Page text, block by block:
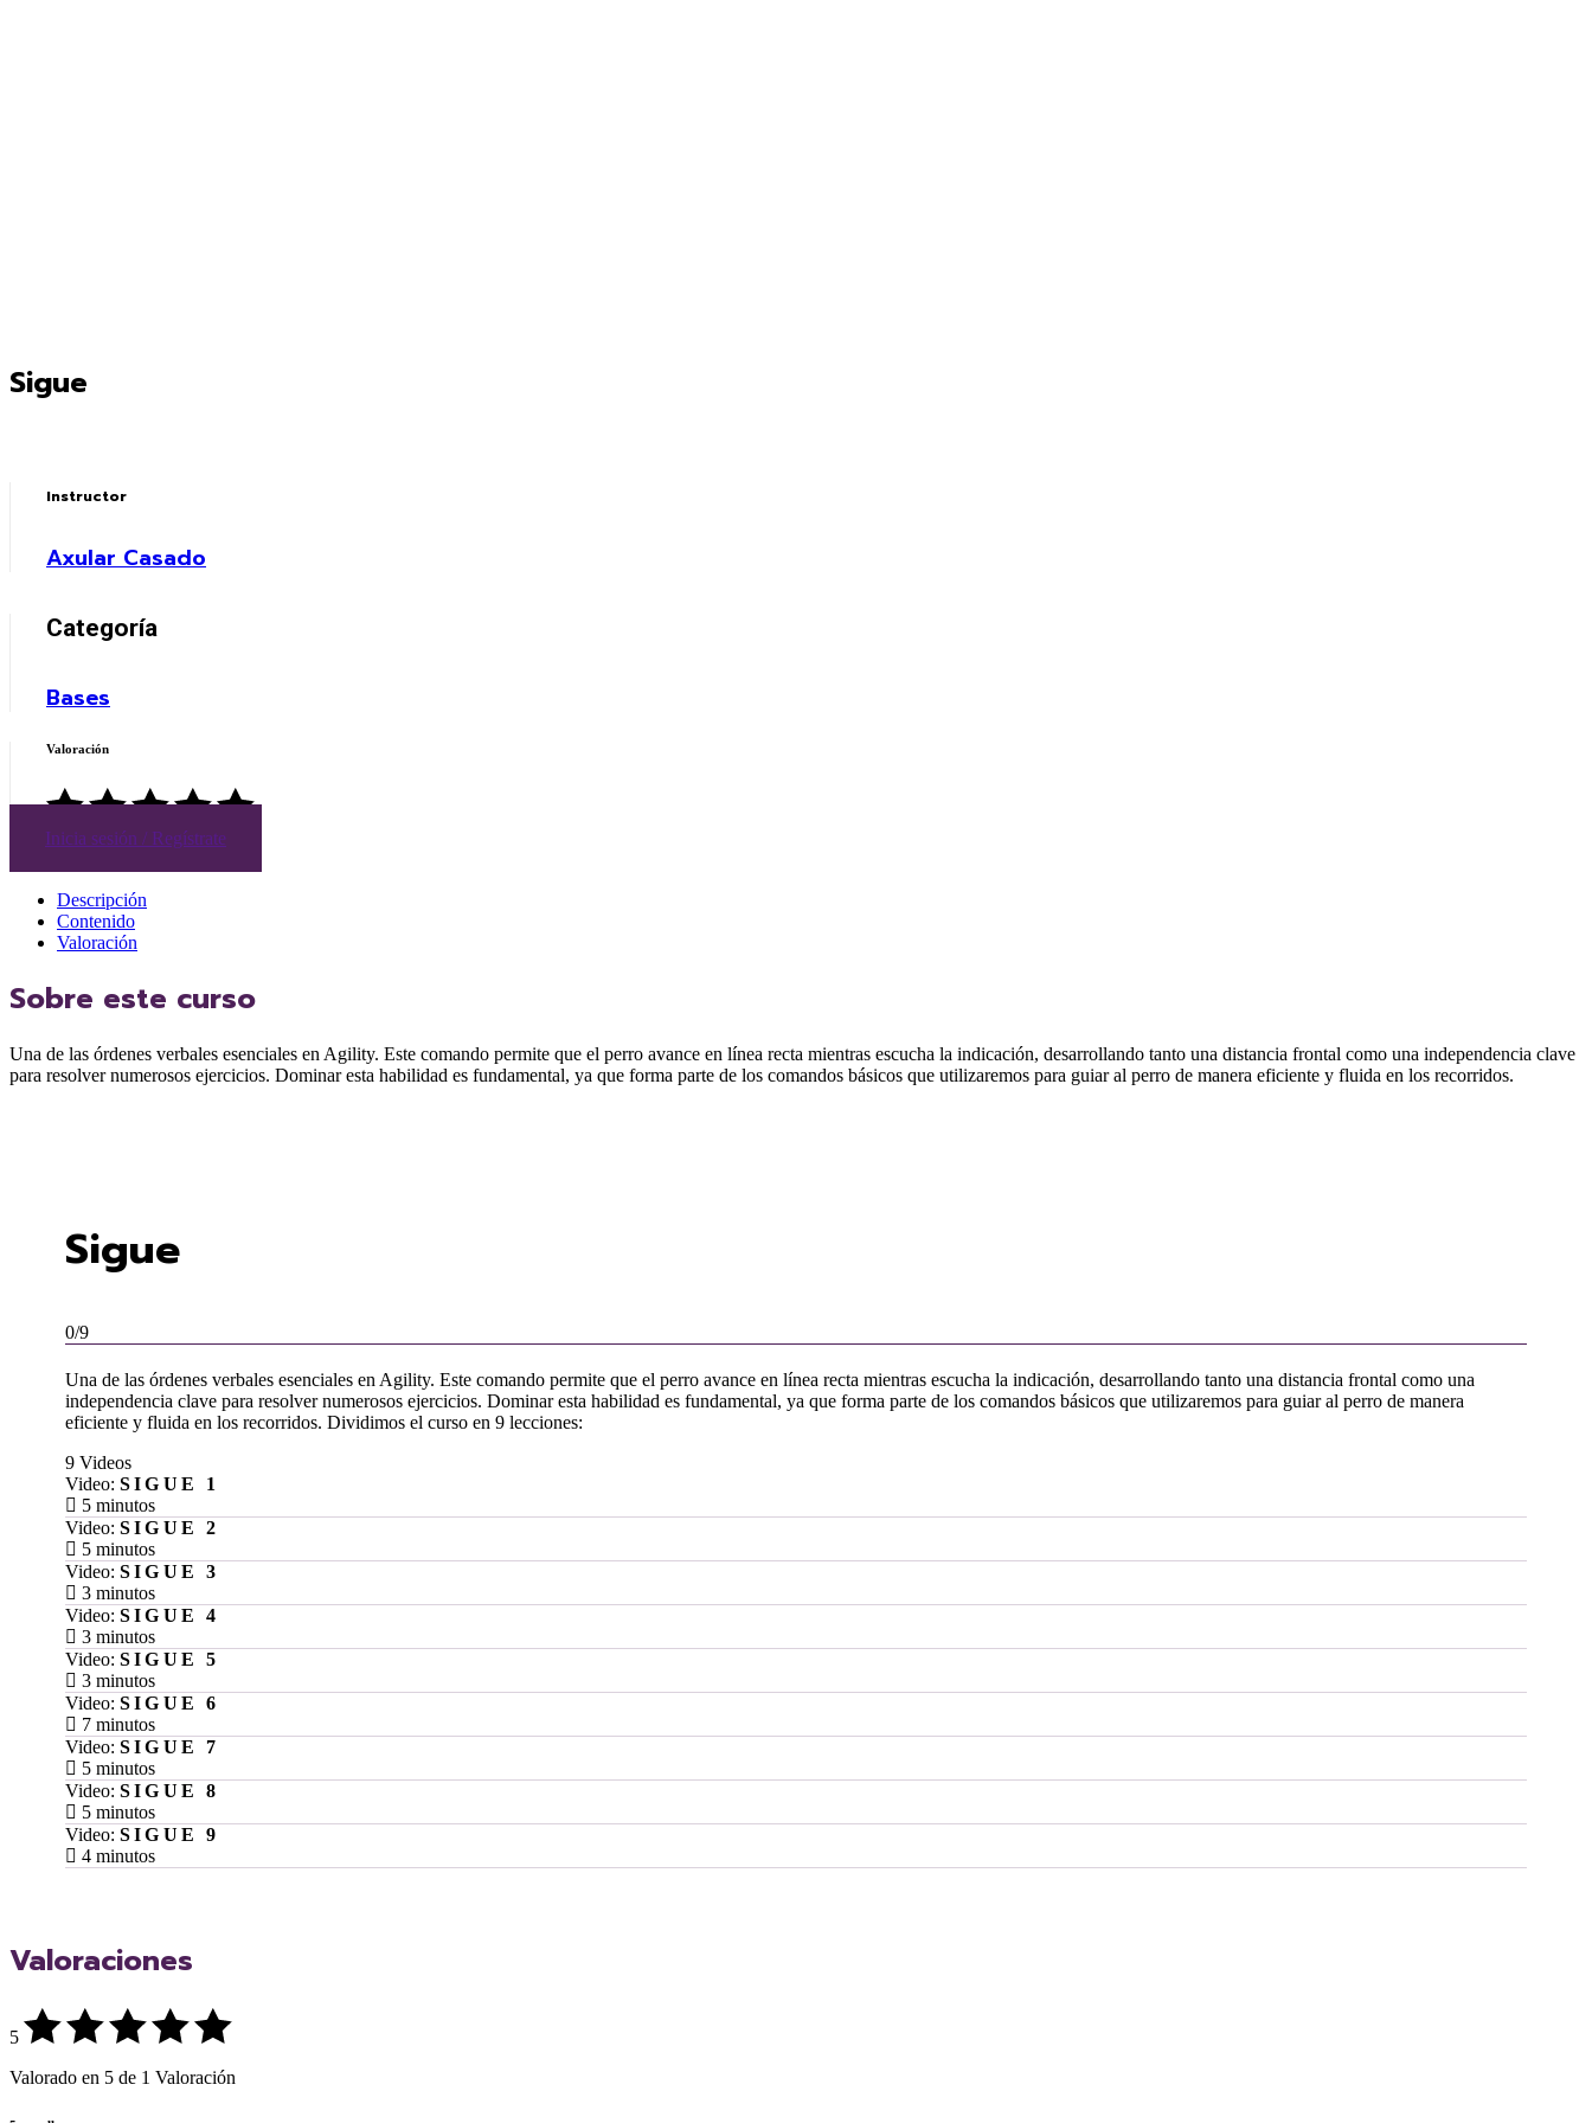
Sigue
Instructor
Axular Casado
Categoría
Bases
Valoración
Inicia sesión / Regístrate
Descripción
Contenido
Valoración
Sobre este curso
Una de las órdenes verbales esenciales en Agility. Este comando permite que el perro avance en línea recta mientras escucha la indicación, desarrollando tanto una distancia frontal como una independencia clave
para resolver numerosos ejercicios. Dominar esta habilidad es fundamental, ya que forma parte de los comandos básicos que utilizaremos para guiar al perro de manera eficiente y fluida en los recorridos.
Sigue
0/9
Una de las órdenes verbales esenciales en Agility. Este comando permite que el perro avance en línea recta mientras escucha la indicación, desarrollando tanto una distancia frontal como una
independencia clave para resolver numerosos ejercicios. Dominar esta habilidad es fundamental, ya que forma parte de los comandos básicos que utilizaremos para guiar al perro de manera
eficiente y fluida en los recorridos. Dividimos el curso en 9 lecciones:
9 Videos
Video: SIGUE 1
5 minutos
Video: SIGUE 2
5 minutos
Video: SIGUE 3
3 minutos
Video: SIGUE 4
3 minutos
Video: SIGUE 5
3 minutos
Video: SIGUE 6
7 minutos
Video: SIGUE 7
5 minutos
Video: SIGUE 8
5 minutos
Video: SIGUE 9
4 minutos
Valoraciones
5
Valorado en 5 de 1 Valoración